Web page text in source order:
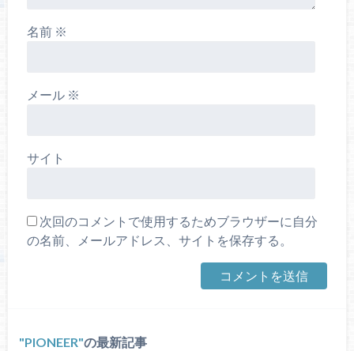
名前 ※
メール ※
サイト
次回のコメントで使用するためブラウザーに自分
の名前、メールアドレス、サイトを保存する。
PIONEER の最新記事